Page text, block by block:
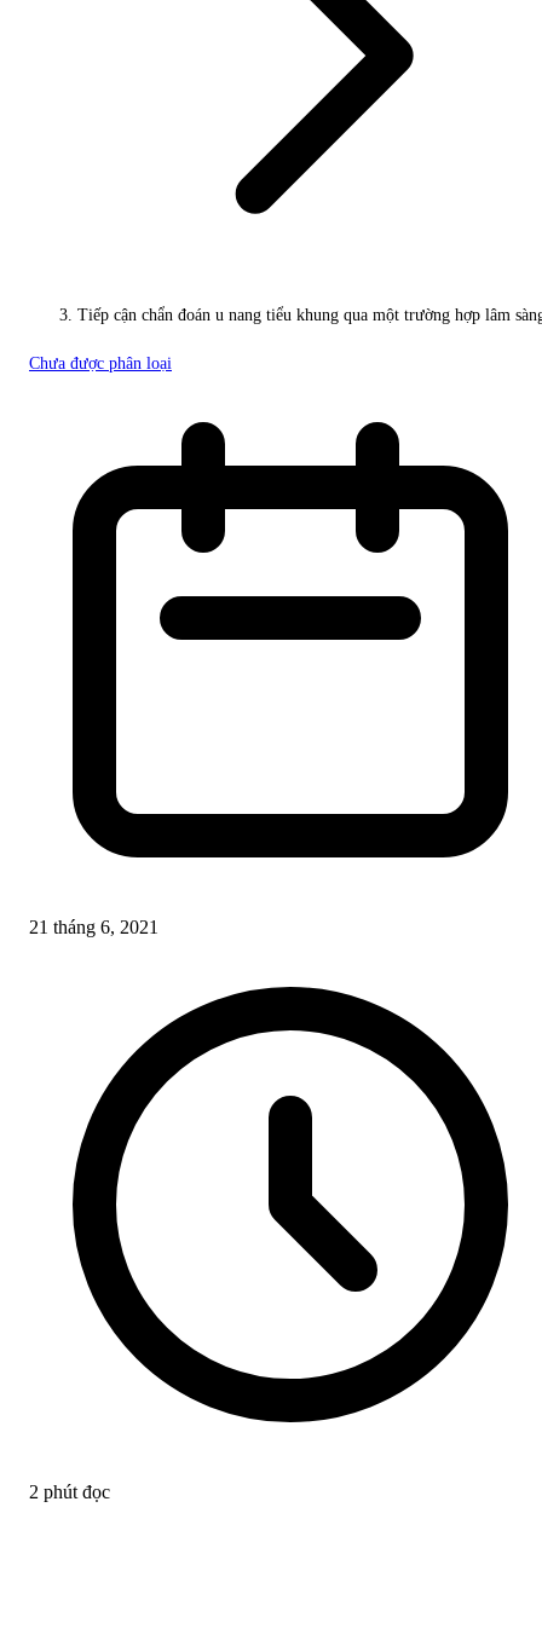
Tiếp cận chẩn đoán u nang tiểu khung qua một trường hợp lâm
Chưa được phân loại
21 tháng 6, 2021
2 phút đọc